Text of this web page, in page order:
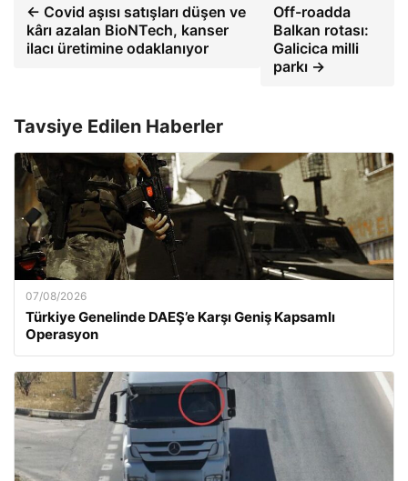
← Covid aşısı satışları düşen ve
kârı azalan BioNTech, kanser
ilacı üretimine odaklanıyor
Off-roadda
Balkan rotası:
Galicica milli
parkı →
Tavsiye Edilen Haberler
07/08/2026
Türkiye Genelinde DAEŞ’e Karşı Geniş Kapsamlı
Operasyon